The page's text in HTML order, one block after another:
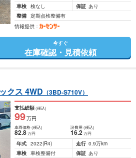
車検 検なし 保証 あり
整備 定期点検整備有
情報提供：
今すぐ
在庫確認・見積依頼
クス 4WD （3BD-S710V）
支払総額(税込)
99万円
車両価格(税込)
82.8万円
諸費用 (税込)
16.2 万円
年式 2022(R4) 走行 0.9万km
車検 車検整備付 保証 あり